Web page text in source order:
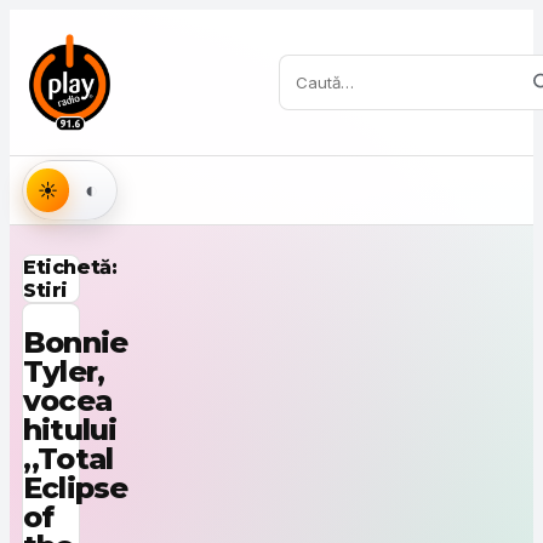
Caută:
Aspect
Etichetă:
Stiri
Bonnie
Tyler,
vocea
hitului
„Total
Eclipse
of